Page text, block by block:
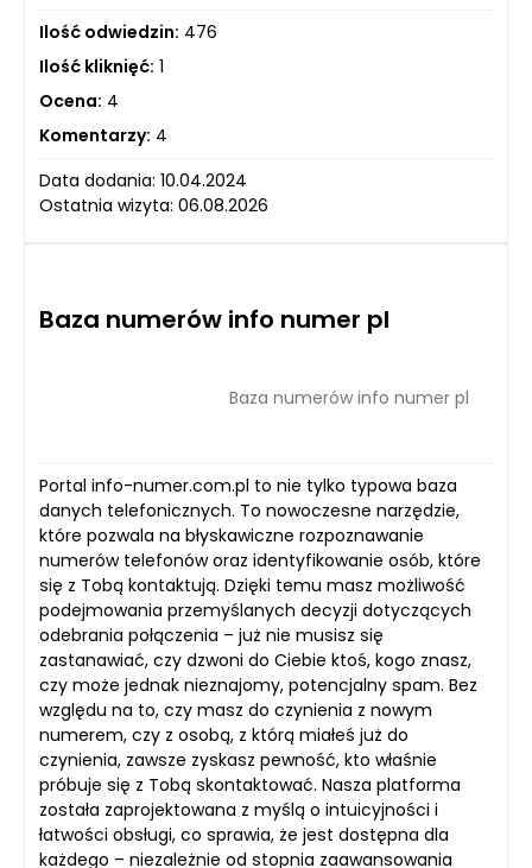
Ilość odwiedzin: 476
Ilość kliknięć: 1
Ocena: 4
Komentarzy: 4
Data dodania: 10.04.2024
Ostatnia wizyta: 06.08.2026
Baza numerów info numer pl
Baza numerów info numer pl
Portal info-numer.com.pl to nie tylko typowa baza
danych telefonicznych. To nowoczesne narzędzie,
które pozwala na błyskawiczne rozpoznawanie
numerów telefonów oraz identyfikowanie osób, które
się z Tobą kontaktują. Dzięki temu masz możliwość
podejmowania przemyślanych decyzji dotyczących
odebrania połączenia – już nie musisz się
zastanawiać, czy dzwoni do Ciebie ktoś, kogo znasz,
czy może jednak nieznajomy, potencjalny spam. Bez
względu na to, czy masz do czynienia z nowym
numerem, czy z osobą, z którą miałeś już do
czynienia, zawsze zyskasz pewność, kto właśnie
próbuje się z Tobą skontaktować. Nasza platforma
została zaprojektowana z myślą o intuicyjności i
łatwości obsługi, co sprawia, że jest dostępna dla
każdego – niezależnie od stopnia zaawansowania